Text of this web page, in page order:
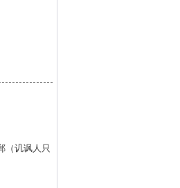
（讥讽人只